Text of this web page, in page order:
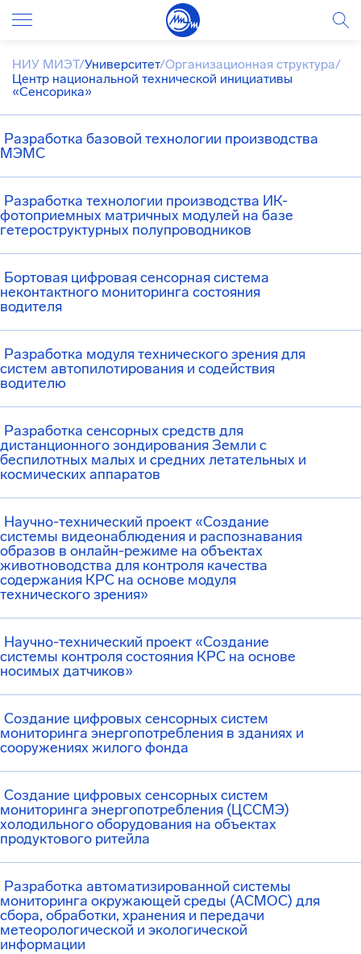
НИУ МИЭТ/Университет/Организационная структура/
Центр национальной технической инициативы
«Сенсорика»
Разработка базовой технологии производства
МЭМС
Разработка технологии производства ИК-
фотоприемных матричных модулей на базе
гетероструктурных полупроводников
Бортовая цифровая сенсорная система
неконтактного мониторинга состояния
водителя
Разработка модуля технического зрения для
систем автопилотирования и содействия
водителю
Разработка сенсорных средств для
дистанционного зондирования Земли с
беспилотных малых и средних летательных и
космических аппаратов
Научно-технический проект «Создание
системы видеонаблюдения и распознавания
образов в онлайн-режиме на объектах
животноводства для контроля качества
содержания КРС на основе модуля
технического зрения»
Научно-технический проект «Создание
системы контроля состояния КРС на основе
носимых датчиков»
Создание цифровых сенсорных систем
мониторинга энергопотребления в зданиях и
сооружениях жилого фонда
Создание цифровых сенсорных систем
мониторинга энергопотребления (ЦССМЭ)
холодильного оборудования на объектах
продуктового ритейла
Разработка автоматизированной системы
мониторинга окружающей среды (АСМОС) для
сбора, обработки, хранения и передачи
метеорологической и экологической
информации